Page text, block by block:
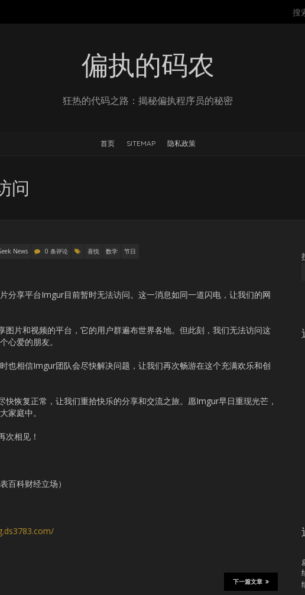
搜
偏执的码农
狂热的代码之路：揭秘偏执程序员的秘密
首页 SITEMAP 隐私政策
问
News 0 条评论 喜悦 数学 节日
分享平台Imgur目前暂时无法访问。这一消息如同一道闪电，让我们的网
图片和视频的平台，它的用户群遍布世界各地。但此刻，我们无法访问这
心爱的朋友。
也相信Imgur团队会尽快解决问题，让我们再次畅游在这个充满欢乐和创
恢复正常，让我们重拾快乐的分享和交流之旅。愿Imgur早日重现光芒，
家庭中。
次相见！
百科财经立场）
下一篇文章